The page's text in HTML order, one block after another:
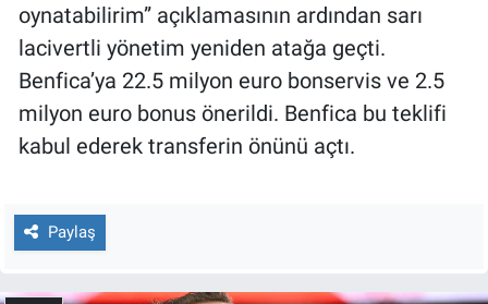
oynatabilirim” açıklamasının ardından sarı
lacivertli yönetim yeniden atağa geçti.
Benfica’ya 22.5 milyon euro bonservis ve 2.5
milyon euro bonus önerildi. Benfica bu teklifi
kabul ederek transferin önünü açtı.
Paylaş